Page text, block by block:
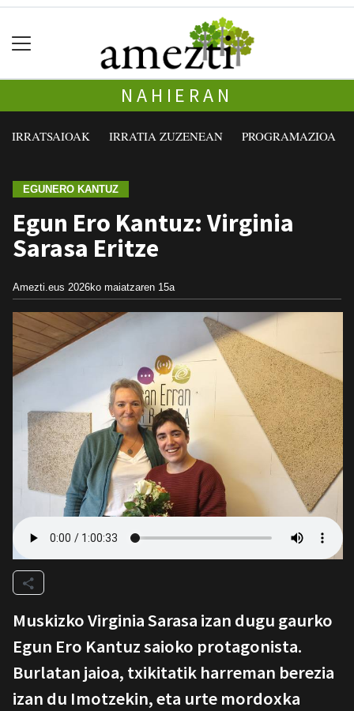
NAHIERAN
IRRATSAIOAK IRRATIA ZUZENEAN PROGRAMAZIOA
EGUNERO KANTUZ
Egun Ero Kantuz: Virginia
Sarasa Eritze
Amezti.eus 2026ko maiatzaren 15a
Muskizko Virginia Sarasa izan dugu gaurko
Egun Ero Kantuz saioko protagonista.
Burlatan jaioa, txikitatik harreman berezia
izan du Imotzekin, eta urte mordoxka